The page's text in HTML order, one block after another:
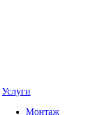
Услуги
Монтаж